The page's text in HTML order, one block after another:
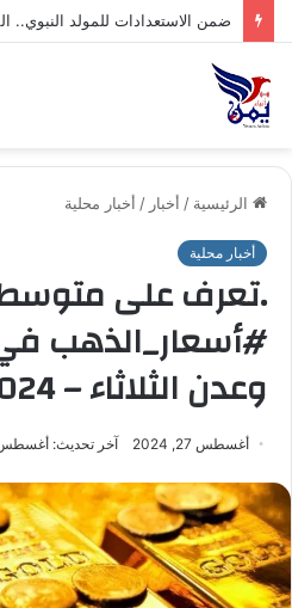
صنعاء: إجراء قرعة بطولة الاتصالات
الرئيسية / أخبار / أخبار محلية
أخبار محلية
.تعرف على
#أسعار_الذهب
وعدن الثلاثاء – 27/08/2024
أغسطس 27, 2024 آخر تحديث: أغسطس 27,